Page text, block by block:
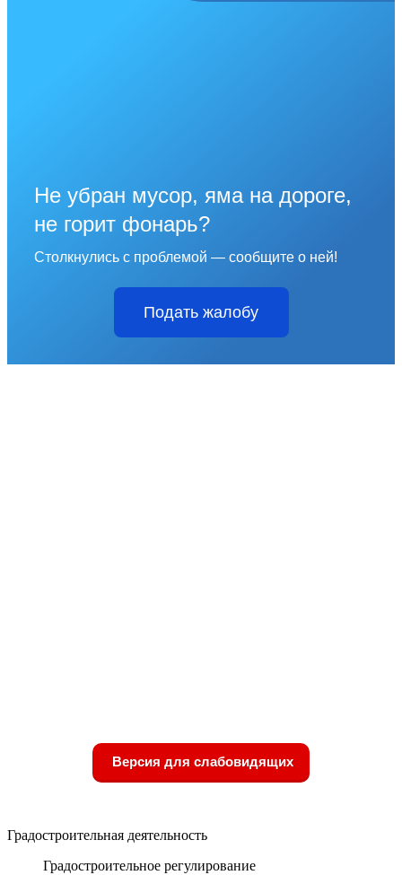
Не убран мусор, яма на дороге,
не горит фонарь?
Столкнулись с проблемой — сообщите о ней!
Подать жалобу
Версия для слабовидящих
Градостроительная деятельность
Градостроительное регулирование